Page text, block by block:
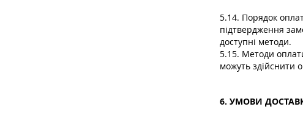
5.14. Порядок
підтвердження
доступні методи.
5.15. Методи
можуть здійснити
6. УМОВИ